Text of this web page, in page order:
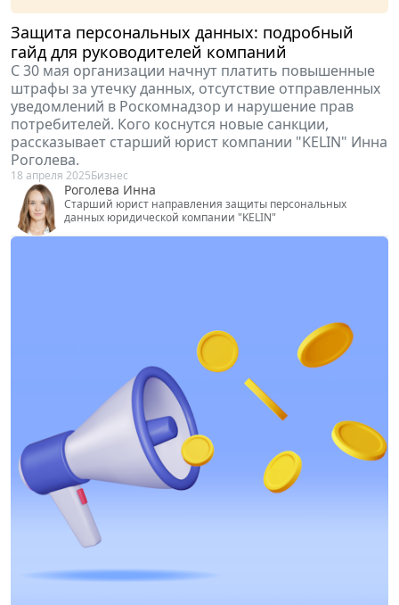
Защита персональных данных: подробный
гайд для руководителей компаний
С 30 мая организации начнут платить повышенные
штрафы за утечку данных, отсутствие отправленных
уведомлений в Роскомнадзор и нарушение прав
потребителей. Кого коснутся новые санкции,
рассказывает старший юрист компании "KELIN" Инна
Роголева.
18 апреля 2025
Роголева Инна
Cтарший юрист направления защиты персональных
данных юридической компании "KELIN"